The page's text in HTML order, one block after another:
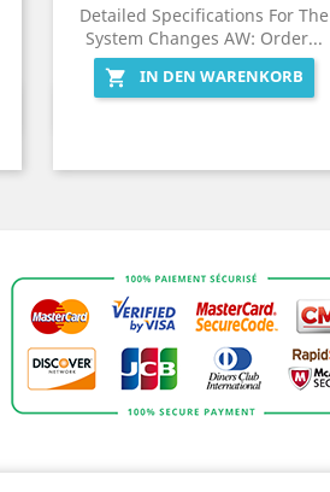
Detailed Specifications For The
System Changes AW: Order...

IN DEN WARENKORB